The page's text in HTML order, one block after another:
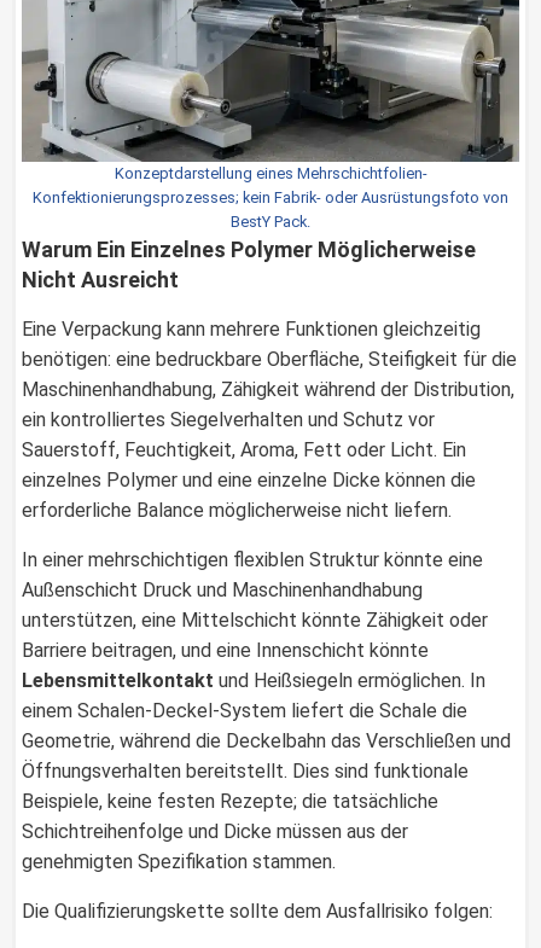
Konzeptdarstellung eines Mehrschichtfolien-
Konfektionierungsprozesses; kein Fabrik- oder Ausrüstungsfoto von
BestY Pack.
Warum Ein Einzelnes Polymer Möglicherweise
Nicht Ausreicht
Eine Verpackung kann mehrere Funktionen gleichzeitig
benötigen: eine bedruckbare Oberfläche, Steifigkeit für die
Maschinenhandhabung, Zähigkeit während der Distribution,
ein kontrolliertes Siegelverhalten und Schutz vor
Sauerstoff, Feuchtigkeit, Aroma, Fett oder Licht. Ein
einzelnes Polymer und eine einzelne Dicke können die
erforderliche Balance möglicherweise nicht liefern.
In einer mehrschichtigen flexiblen Struktur könnte eine
Außenschicht Druck und Maschinenhandhabung
unterstützen, eine Mittelschicht könnte Zähigkeit oder
Barriere beitragen, und eine Innenschicht könnte
Lebensmittelkontakt und Heißsiegeln ermöglichen. In
einem Schalen-Deckel-System liefert die Schale die
Geometrie, während die Deckelbahn das Verschließen und
Öffnungsverhalten bereitstellt. Dies sind funktionale
Beispiele, keine festen Rezepte; die tatsächliche
Schichtreihenfolge und Dicke müssen aus der
genehmigten Spezifikation stammen.
Die Qualifizierungskette sollte dem Ausfallrisiko folgen: